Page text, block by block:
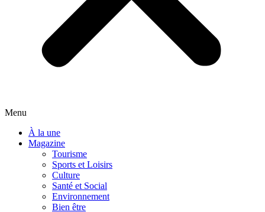
Menu
À la une
Magazine
Tourisme
Sports et Loisirs
Culture
Santé et Social
Environnement
Bien être